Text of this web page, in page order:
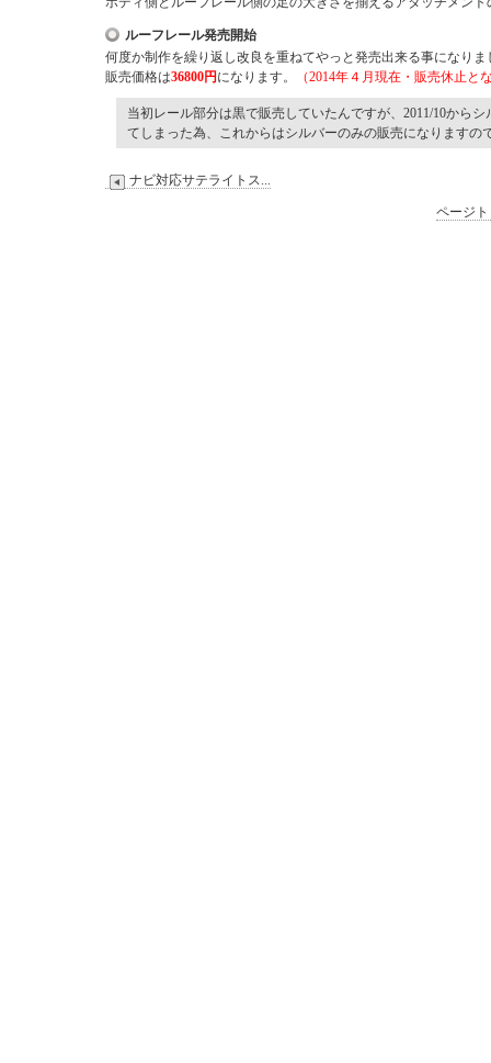
ルーフレール発売開始
何度か制作を繰り返し改良を重ねてやっと発売出来る事になりま
販売価格は36800円 になります。 （2014年４月現在・販売休止と
当初レール部分は黒で販売していたんですが、2011/10から
てしまった為、これからはシルバーのみの販売になりますの
ナビ対応サテライトス...
ページ